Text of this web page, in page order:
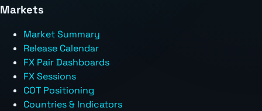
Markets
Market Summary
Release Calendar
FX Pair Dashboards
FX Sessions
COT Positioning
Countries & Indicators